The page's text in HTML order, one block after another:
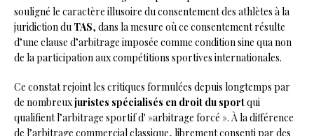
souligné le caractère illusoire du consentement des athlètes à la
juridiction du TAS, dans la mesure où ce consentement résulte
d’une clause d’arbitrage imposée comme condition sine qua non
de la participation aux compétitions sportives internationales.
Ce constat rejoint les critiques formulées depuis longtemps par
de nombreuxjuristes spécialisés en droit du sportqui
qualifient l’arbitrage sportif d' »arbitrage forcé ». À la différence
de l’arbitrage commercial classique, librement consenti par des